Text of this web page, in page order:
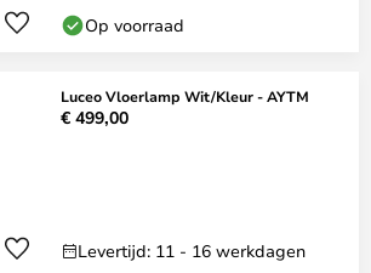
Op voorraad
Luceo Vloerlamp Wit/Kleur - AYTM
€ 499,00
Levertijd: 11 - 16 werkdagen